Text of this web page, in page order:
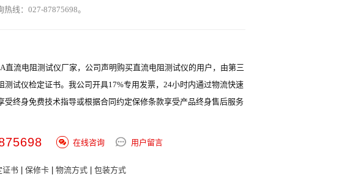
线：027-87875698。
直流电阻测试仪厂家，公司声明购买直流电阻测试仪的用户，由第三
测试仪检定证书。我公司开具17%专用发票，24小时内通过物流快速
受终身免费技术指导或根据合同约定保修条款享受产品终身售后服务
在线咨询 用户留言
证书 保修卡 物流方式 包装方式